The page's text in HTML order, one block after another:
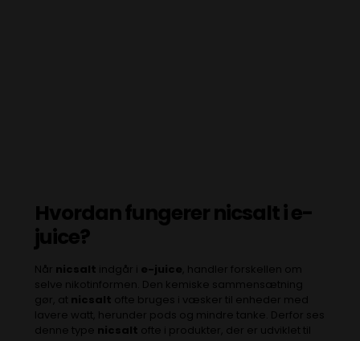
Hvordan fungerernicsaltie-
juice?
Når nicsalt indgår i e-juice , handler forskellen om
selve nikotinformen. Den kemiske sammensætning
gør, at nicsalt ofte bruges i væsker til enheder med
lavere watt, herunder pods og mindre tanke. Derfor ses
denne type nicsalt ofte i produkter, der er udviklet til